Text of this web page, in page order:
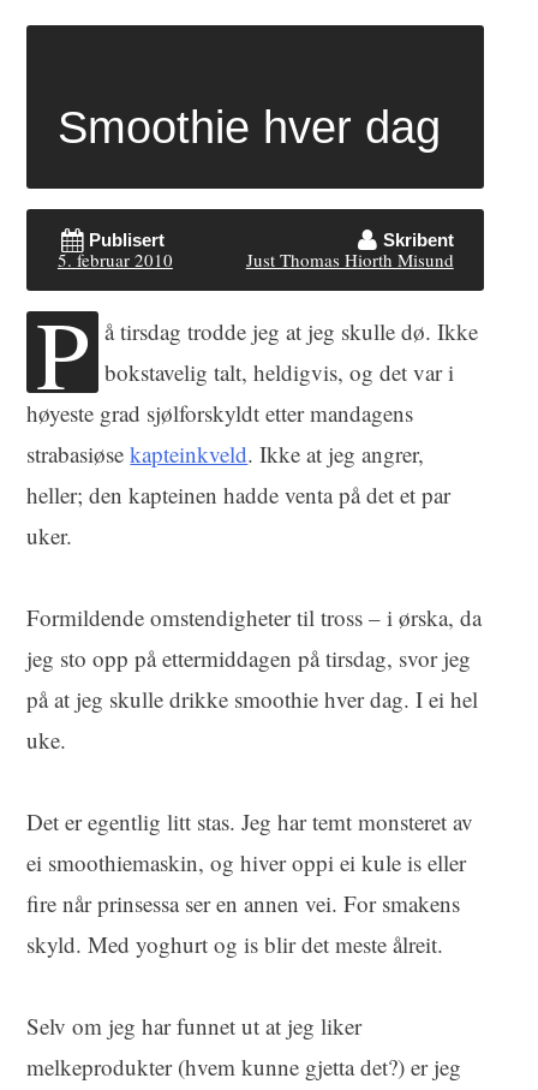
Smoothie hver dag
Publisert
5. februar 2010
Skribent
Just Thomas Hiorth Misund
P å tirsdag trodde jeg at jeg skulle dø. Ikke
bokstavelig talt, heldigvis, og det var i
høyeste grad sjølforskyldt etter mandagens
strabasiøsekapteinkveld. Ikke at jeg angrer,
heller; den kapteinen hadde venta på det et par
uker.
Formildende omstendigheter til tross – i ørska, da
jeg sto opp på ettermiddagen på tirsdag, svor jeg
på at jeg skulle drikke smoothie hver dag. I ei hel
uke.
Det er egentlig litt stas. Jeg har temt monsteret av
ei smoothiemaskin, og hiver oppi ei kule is eller
fire når prinsessa ser en annen vei. For smakens
skyld. Med yoghurt og is blir det meste ålreit.
Selv om jeg har funnet ut at jeg liker
melkeprodukter (hvem kunne gjetta det?) er jeg